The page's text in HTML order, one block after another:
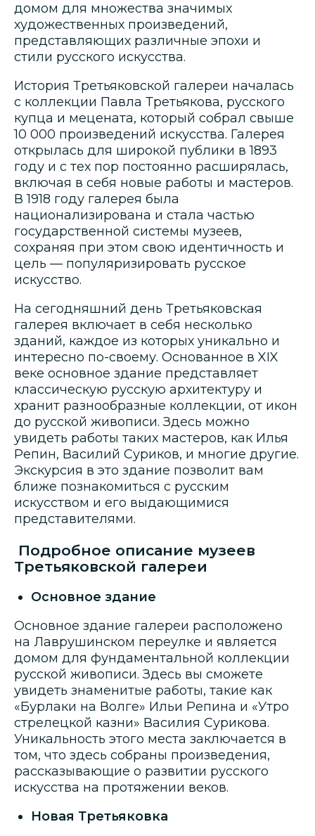
домом для множества значимых
художественных произведений,
представляющих различные эпохи и
стили русского искусства.
История Третьяковской галереи началась
с коллекции Павла Третьякова, русского
купца и мецената, который собрал свыше
10 000 произведений искусства. Галерея
открылась для широкой публики в 1893
году и с тех пор постоянно расширялась,
включая в себя новые работы и мастеров.
В 1918 году галерея была
национализирована и стала частью
государственной системы музеев,
сохраняя при этом свою идентичность и
цель — популяризировать русское
искусство.
На сегодняшний день Третьяковская
галерея включает в себя несколько
зданий, каждое из которых уникально и
интересно по-своему. Основанное в XIX
веке основное здание представляет
классическую русскую архитектуру и
хранит разнообразные коллекции, от икон
до русской живописи. Здесь можно
увидеть работы таких мастеров, как Илья
Репин, Василий Суриков, и многие другие.
Экскурсия в это здание позволит вам
ближе познакомиться с русским
искусством и его выдающимися
представителями.
Подробное описание музеев
Третьяковской галереи
Основное здание
Основное здание галереи расположено
на Лаврушинском переулке и является
домом для фундаментальной коллекции
русской живописи. Здесь вы сможете
увидеть знаменитые работы, такие как
«Бурлаки на Волге» Ильи Репина и «Утро
стрелецкой казни» Василия Сурикова.
Уникальность этого места заключается в
том, что здесь собраны произведения,
рассказывающие о развитии русского
искусства на протяжении веков.
Новая Третьяковка